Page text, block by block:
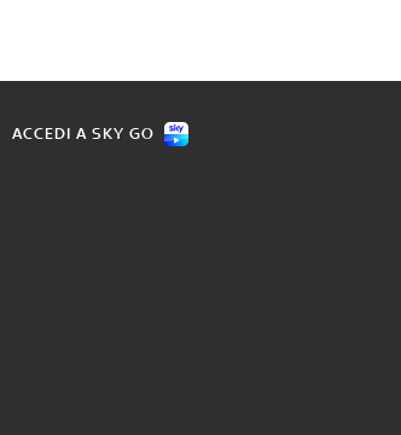
ACCEDI A SKY GO